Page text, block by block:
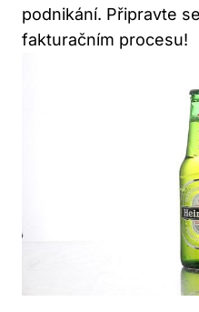
podnikání. Připravte
fakturačním procesu!